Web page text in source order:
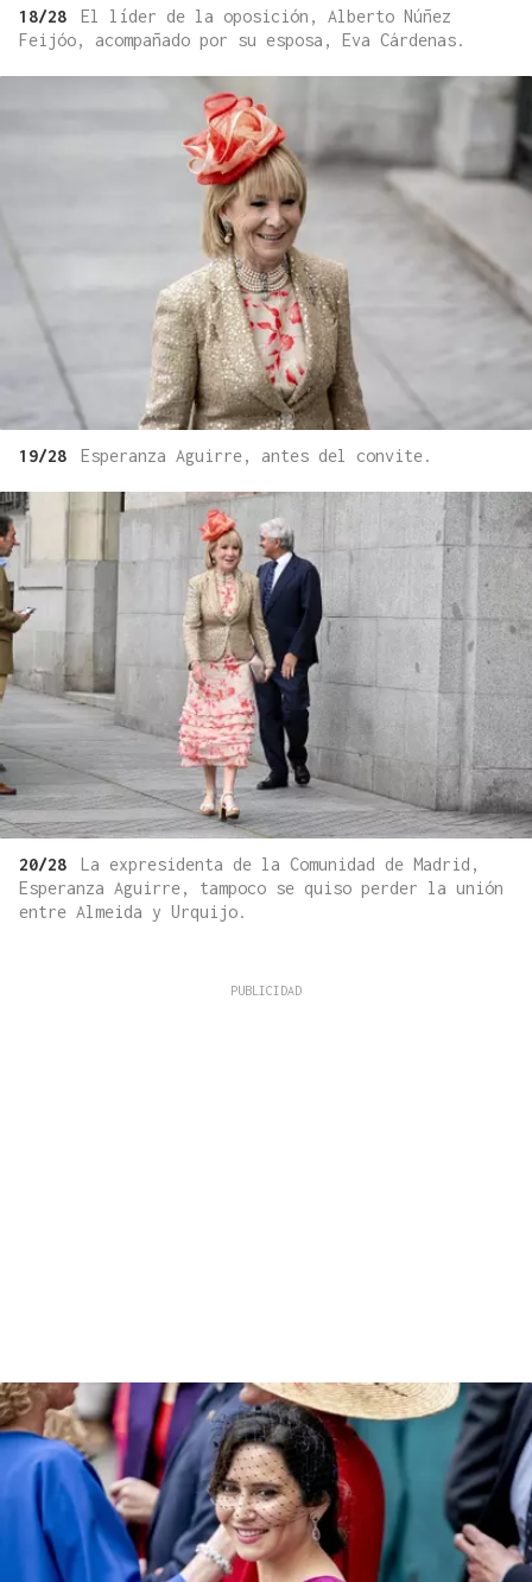
18/28
El líder de la oposición, Alberto Núñez
Feijóo, acompañado por su esposa, Eva Cárdenas.
19/28 Esperanza Aguirre, antes del convite.
20/28
La expresidenta de la Comunidad de Madrid,
Esperanza Aguirre, tampoco se quiso perder la unión
entre Almeida y Urquijo.